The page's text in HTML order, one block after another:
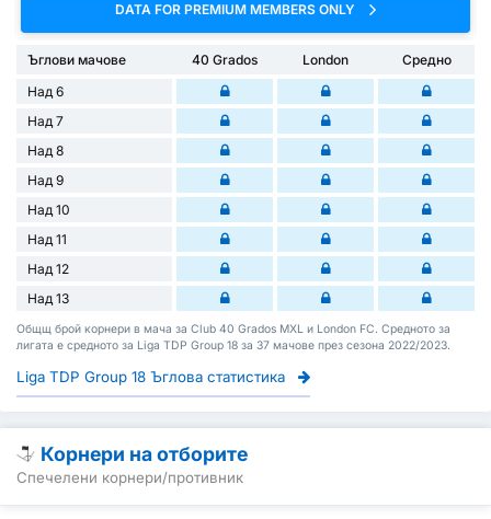
DATA FOR PREMIUM MEMBERS ONLY
Ъглови мачове 40 Grados London
Средно
Над 6
Над 7
Над 8
Над 9
Над 10
Над 11
Над 12
Над 13
Общщ брой корнери в мача за Club 40 Grados MXL и London FC. Средното за
лигата е средното за Liga TDP Group 18 за 37 мачове през сезона 2022/2023.
Liga TDP Group 18 Ъглова статистика
Корнери на отборите
Спечелени корнери/противник